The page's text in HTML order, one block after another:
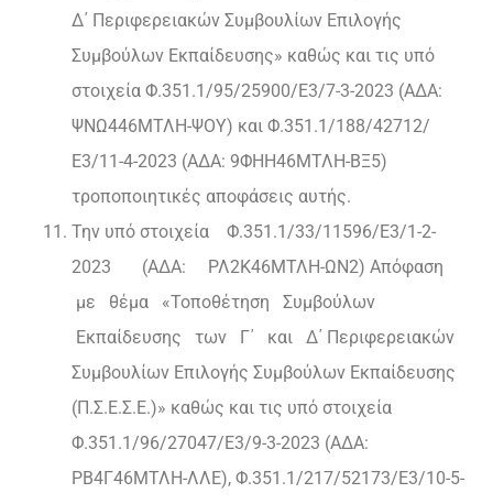
Δ΄ Περιφερειακών Συμβουλίων Επιλογής
Συμβούλων Εκπαίδευσης» καθώς και τις υπό
στοιχεία Φ.351.1/95/25900/Ε3/7-3-2023 (ΑΔΑ:
ΨΝΩ446ΜΤΛΗ-ΨΟΥ) και Φ.351.1/188/42712/
Ε3/11-4-2023 (ΑΔΑ: 9ΦΗΗ46ΜΤΛΗ-ΒΞ5)
τροποποιητικές αποφάσεις αυτής.
Την υπό στοιχεία Φ.351.1/33/11596/Ε3/1-2-
2023 (ΑΔΑ: ΡΛ2Κ46ΜΤΛΗ-ΩΝ2) Απόφαση
με θέμα «Τοποθέτηση Συμβούλων
Εκπαίδευσης των Γ΄ και Δ΄ Περιφερειακών
Συμβουλίων Επιλογής Συμβούλων Εκπαίδευσης
(Π.Σ.Ε.Σ.Ε.)» καθώς και τις υπό στοιχεία
Φ.351.1/96/27047/Ε3/9-3-2023 (ΑΔΑ:
ΡΒ4Γ46ΜΤΛΗ-ΛΛΕ), Φ.351.1/217/52173/Ε3/10-5-